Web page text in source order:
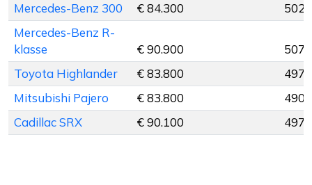
Mercedes-Benz 300
€ 84.300
502
Mercedes-Benz R-
klasse
€ 90.900
507
Toyota Highlander
€ 83.800
497
Mitsubishi Pajero
€ 83.800
490
Cadillac SRX
€ 90.100 497